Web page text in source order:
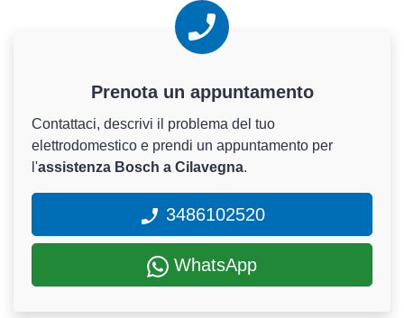
Prenota un appuntamento
Contattaci, descrivi il problema del tuo
elettrodomestico e prendi un appuntamento per
l'assistenza Bosch a Cilavegna.
3486102520
WhatsApp